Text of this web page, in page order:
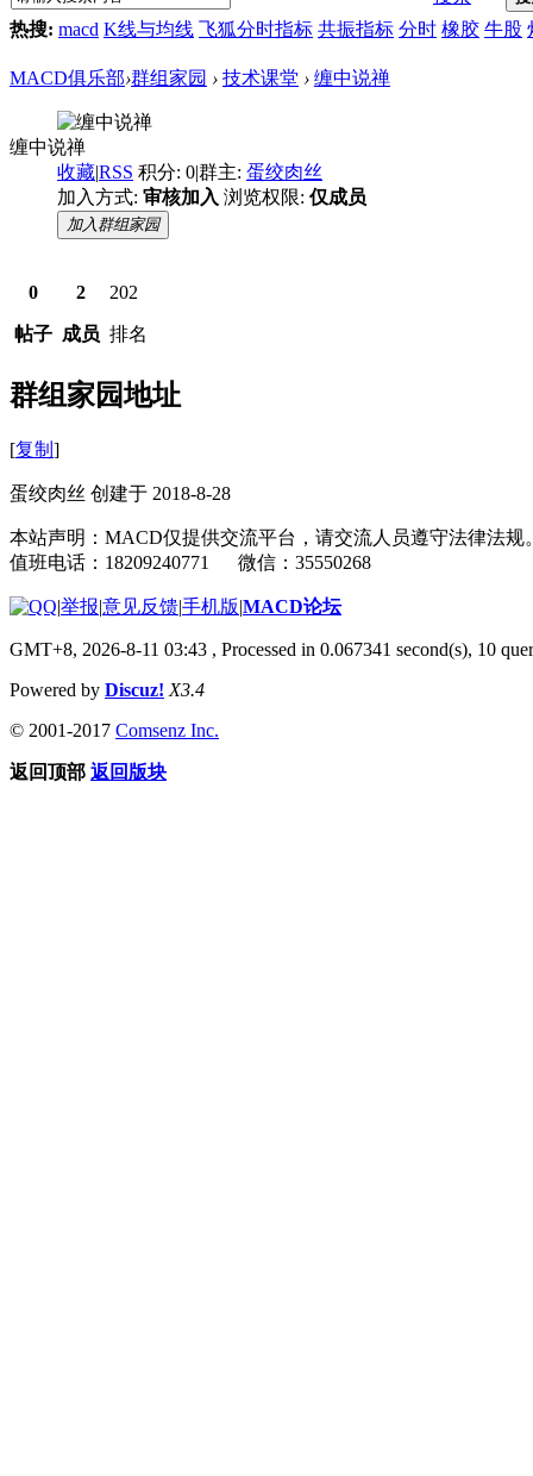
热搜: macd K线与均线 飞狐分时指标 共振指标 分时 橡胶 牛股
MACD俱乐部›群组家园 › 技术课堂 › 缠中说禅
缠中说禅
收藏|RSS 积分: 0|群主: 蛋绞肉丝
加入方式: 审核加入 浏览权限: 仅成员
加入群组家园
0
帖子
2
成员
202
排名
群组家园地址
[复制 ]
蛋绞肉丝 创建于 2018-8-28
本站声明：MACD仅提供交流平台，请交流人员遵守法律法规
值班电话：18209240771 微信：35550268
|举报|意见反馈|手机版|MACD论坛
GMT+8, 2026-8-11 03:43 , Processed in 0.067341 second(s), 10
Powered by Discuz! X3.4
© 2001-2017 Comsenz Inc.
返回顶部 返回版块